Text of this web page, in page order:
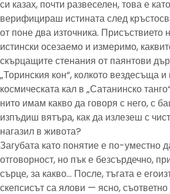
си казах, почти развеселен, това е
верифицираш истината след
от поне два източника.
истински осезаемо и измеримо,
скърцащите стенания от паянтови
„Торинския кон“, колкото вездесъща
космическата кал в „Сатанинско
нито имам какво да говоря с него, с
изпъдиш вятъра, как да излезеш с
нагазил в живота?
Загубата като понятие е по-уместно
отговорност, но пък е безсърдечно,
сърце, за какво… После, тъгата е
скепсисът са ялови — ясно,